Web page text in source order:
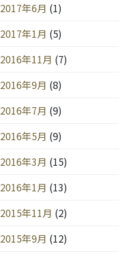
2017年6月 (1)
2017年1月 (5)
2016年11月 (7)
2016年9月 (8)
2016年7月 (9)
2016年5月 (9)
2016年3月 (15)
2016年1月 (13)
2015年11月 (2)
2015年9月 (12)